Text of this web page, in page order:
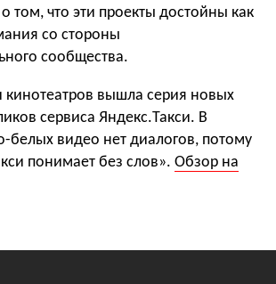
том, что эти проекты достойны как
со стороны
сообщества.
кинотеатров вышла серия новых
сервиса Яндекс.Такси. В
белых видео нет диалогов, потому
понимает без слов». Обзор на